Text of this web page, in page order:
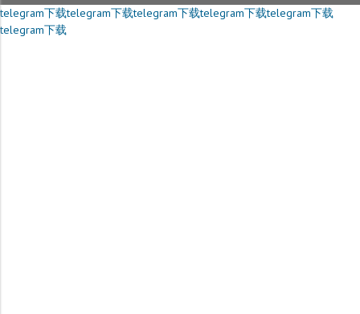
telegram下载telegram下载telegram下载telegram下载telegram下载
telegram下载